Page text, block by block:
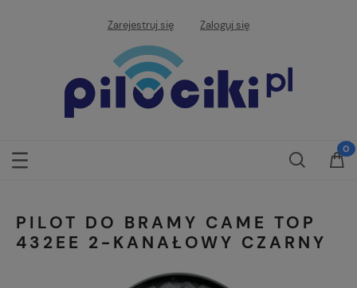
Zarejestruj się Zaloguj się
PILOT DO BRAMY CAME TOP
432EE 2-KANAŁOWY CZARNY